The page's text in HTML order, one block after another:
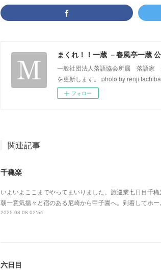
まくれ！！一蔵 －春風亭一蔵
一般社団法人落語協会所属 落語家
を更新します。 photo by renji
フォロー
関連記事
千穐楽
いよいよここまでやってまいりました。旅巡業七日目千
朝一意気揚々と宿のある尼崎から甲子園へ。到着してホ
2025.08.08 02:54
六日目